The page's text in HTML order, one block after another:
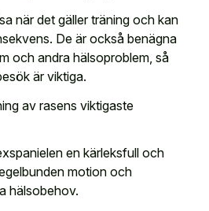
när det gäller träning och kan
De är också benägna
och andra hälsoproblem, så
är viktiga.
av rasens viktigaste
en kärleksfull och
motion och
hälsobehov.